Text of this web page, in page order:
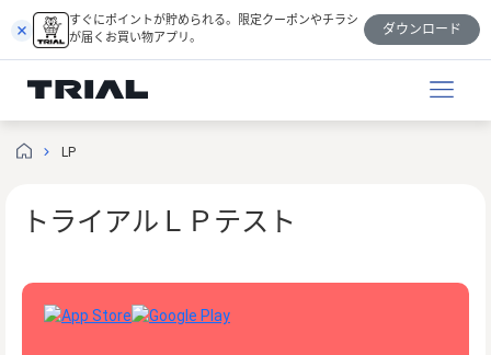
内
すぐにポイントが貯められる。限定クーポンやチラシ
が届くお買い物アプリ。
ダウンロード
LP
トライアルＬＰテスト